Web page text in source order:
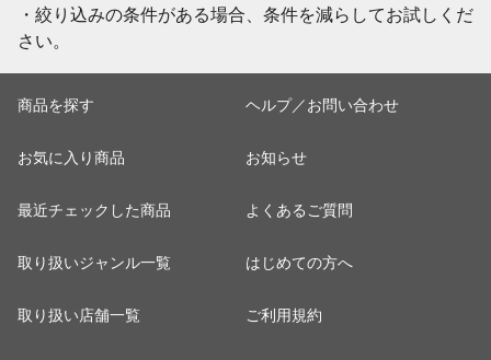
・絞り込みの条件がある場合、条件を減らしてお試しくだ
さい。
商品を探す
お気に入り商品
最近チェックした商品
取り扱いジャンル一覧
取り扱い店舗一覧
ヘルプ／お問い合わせ
お知らせ
よくあるご質問
はじめての方へ
ご利用規約